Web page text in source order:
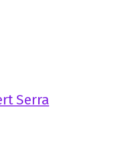
Serra